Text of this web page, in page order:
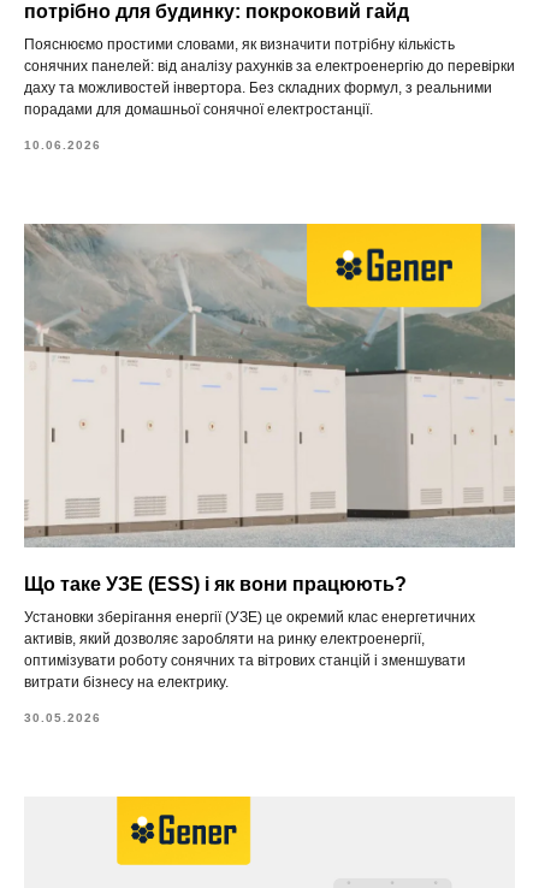
потрібно для будинку: покроковий гайд
Пояснюємо простими словами, як визначити потрібну кількість
сонячних панелей: від аналізу рахунків за електроенергію до перевірки
даху та можливостей інвертора. Без складних формул, з реальними
порадами для домашньої сонячної електростанції.
10.06.2026
Що таке УЗЕ (ESS) і як вони працюють?
Установки зберігання енергії (УЗЕ) це окремий клас енергетичних
активів, який дозволяє заробляти на ринку електроенергії,
оптимізувати роботу сонячних та вітрових станцій і зменшувати
витрати бізнесу на електрику.
30.05.2026